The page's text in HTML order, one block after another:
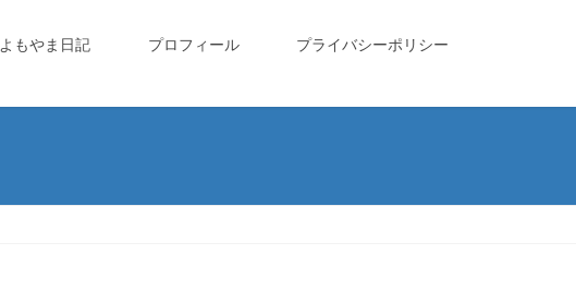
よもやま日記 プロフィール プライバシーポリシー